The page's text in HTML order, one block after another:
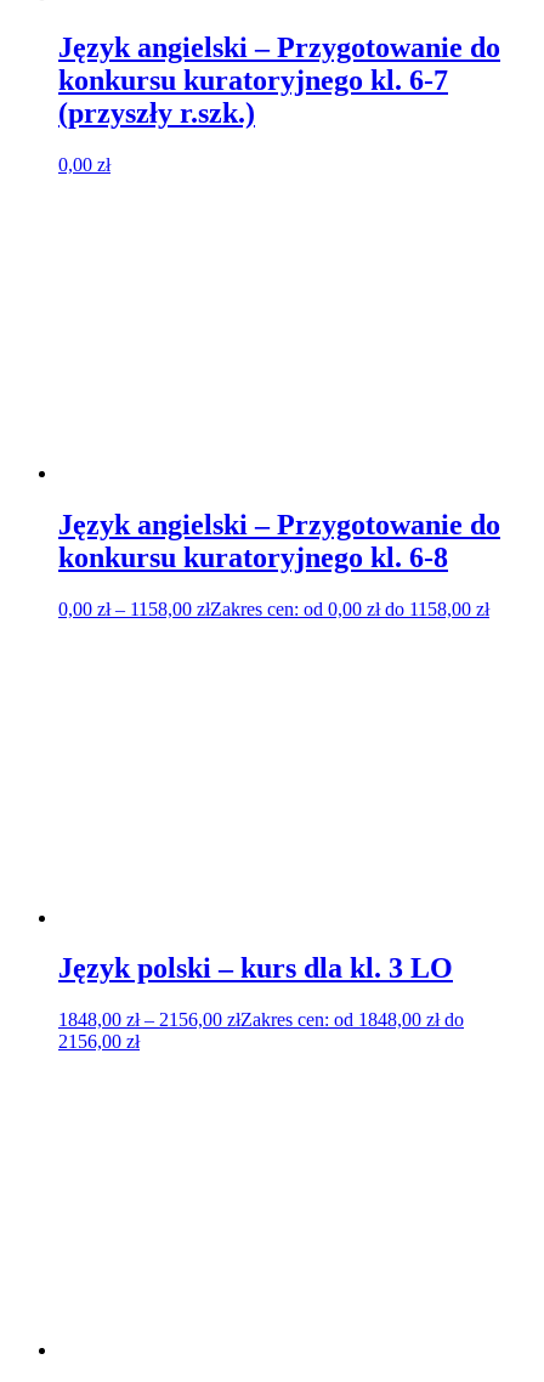
Język angielski – Przygotowanie do
konkursu kuratoryjnego kl. 6-7
(przyszły r.szk.)
0,00 zł
Język angielski – Przygotowanie do
konkursu kuratoryjnego kl. 6-8
0,00 zł – 1158,00 złZakres cen: od 0,00 zł do 1158,00 zł
Język polski – kurs dla kl. 3 LO
1848,00 zł – 2156,00 złZakres cen: od 1848,00 zł do
2156,00 zł